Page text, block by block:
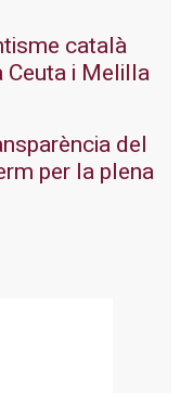
català
Ceuta i Melilla
del
per la plena